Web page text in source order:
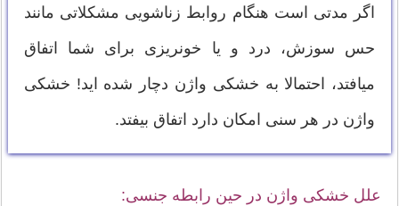
اگر مدتی است هنگام روابط زناشویی مشکلاتی مانند
حس سوزش، درد و یا خونریزی برای شما اتفاق
می‎افتد، احتمالا به خشکی واژن دچار شده اید! خشکی
واژن در هر سنی امکان دارد اتفاق بیفتد.
علل خشکی واژن در حین رابطه جنسی: